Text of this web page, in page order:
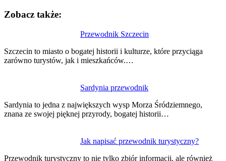
Zobacz także:
Przewodnik Szczecin
Szczecin to miasto o bogatej historii i kulturze, które przyciąga
zarówno turystów, jak i mieszkańców.…
Sardynia przewodnik
Sardynia to jedna z największych wysp Morza Śródziemnego,
znana ze swojej pięknej przyrody, bogatej historii…
Jak napisać przewodnik turystyczny?
Przewodnik turystyczny to nie tylko zbiór informacji, ale również
wpisu